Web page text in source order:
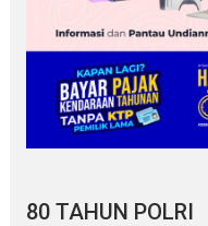
80 TAHUN POLRI